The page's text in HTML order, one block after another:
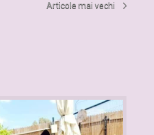
Articole mai vechi